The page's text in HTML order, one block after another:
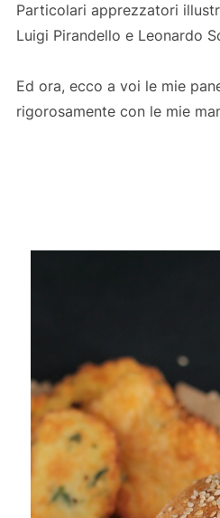
Particolari apprezzatori
Luigi Pirandello e Leonardo
Ed ora, ecco a voi le mie
rigorosamente con le mie